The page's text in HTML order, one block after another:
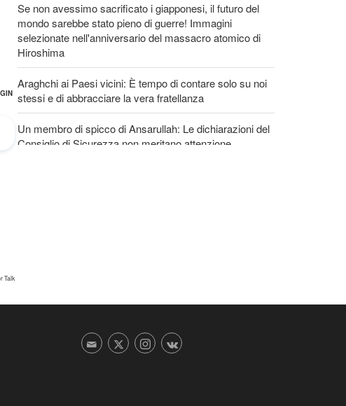
Se non avessimo sacrificato i giapponesi, il futuro del
mondo sarebbe stato pieno di guerre! Immagini
selezionate nell'anniversario del massacro atomico di
Hiroshima
Araghchi ai Paesi vicini: È tempo di contare solo su noi
stessi e di abbracciare la vera fratellanza
Un membro di spicco di Ansarullah: Le dichiarazioni del
Consiglio di Sicurezza non meritano attenzione